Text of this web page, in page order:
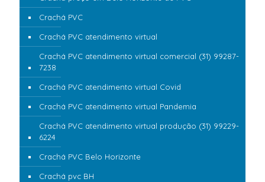
Crachá PVC
Crachá PVC atendimento virtual
Crachá PVC atendimento virtual comercial (31) 99287-
7238
Crachá PVC atendimento virtual Covid
Crachá PVC atendimento virtual Pandemia
Crachá PVC atendimento virtual produção (31) 99229-
6224
Crachá PVC Belo Horizonte
Crachá pvc BH